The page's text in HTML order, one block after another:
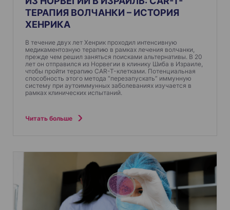
ТЕРАПИЯ ВОЛЧАНКИ – ИСТОРИЯ
ХЕНРИКА
В течение двух лет Хенрик проходил интенсивную
медикаментозную терапию в рамках лечения волчанки,
прежде чем решил заняться поисками альтернативы. В 20
лет он отправился из Норвегии в клинику Шиба в Израиле,
чтобы пройти терапию CAR-T-клетками. Потенциальная
способность этого метода “перезапускать” иммунную
систему при аутоиммунных заболеваниях изучается в
рамках клинических испытаний.
Читать больше